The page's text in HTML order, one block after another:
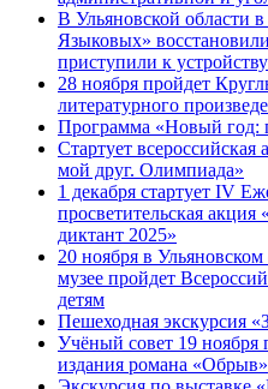
В Ульяновской области
Языковых»
приступили к
28 ноября пройдет
литературного
Программа «Новый год:
Стартует
мой друг. Олимпиада»
1 декабря стартует IV
просветительская
диктант 2025»
20 ноября в
музее пройдет
детям
Пешеходная экскурсия
Учёный совет 19 ноября
издания романа «Обрыв»